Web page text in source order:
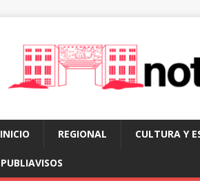
INICIO REGIONAL CULTURA Y
PUBLIAVISOS